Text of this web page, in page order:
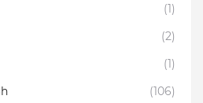
(1)
(2)
(1)
(106)